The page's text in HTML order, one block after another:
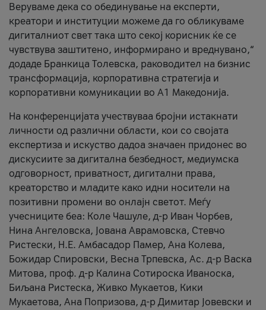
Веруваме дека со обединување на експерти,
креатори и институции можеме да го обликуваме
дигиталниот свет така што секој корисник ќе се
чувствува заштитено, информирано и вреднувано,“
додаде Бранкица Толевска, раководител на бизнис
трансформација, корпоративна стратегија и
корпоративни комуникации во А1 Македонија.
На конференцијата учествуваа бројни истакнати
личности од различни области, кои со својата
експертиза и искуство дадоа значаен придонес во
дискусиите за дигитална безбедност, медиумска
одговорност, приватност, дигитални права,
креаторство и младите како идни носители на
позитивни промени во онлајн светот. Меѓу
учесниците беа: Коле Чашуле, д-р Иван Чорбев,
Нина Ангеловска, Јована Аврамовска, Стевчо
Ристески, Н.Е. Амбасадор Памер, Ана Колева,
Божидар Спировски, Весна Трпевска, Ас. д-р Васка
Митова, проф. д-р Калина Сотироска Иваноска,
Биљана Ристеска, Живко Мукаетов, Кики
Мукаетова, Ана Попризова, д-р Димитар Јовевски и